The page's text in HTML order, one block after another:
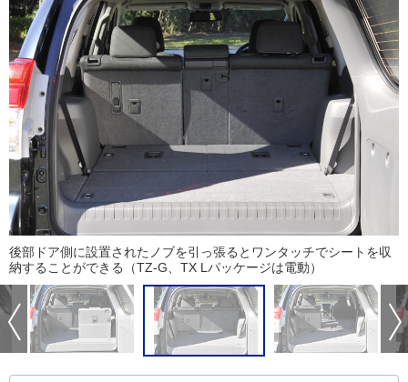
後部ドア側に設置されたノブを引っ張るとワンタッチでシートを収
納することができる（TZ-G、TX Lパッケージは電動）